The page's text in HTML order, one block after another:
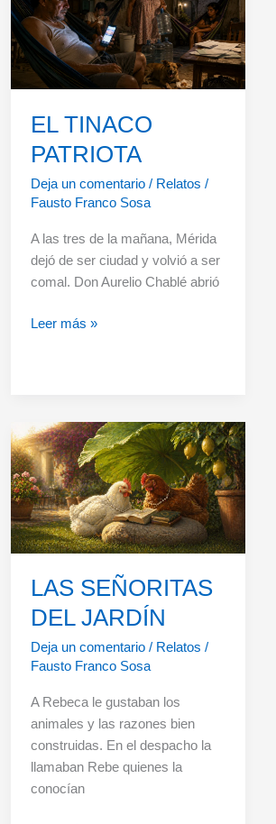
EL TINACO
PATRIOTA
Deja un comentario / Relatos /
Fausto Franco Sosa
A las tres de la mañana, Mérida
dejó de ser ciudad y volvió a ser
comal. Don Aurelio Chablé abrió
EL
Leer más »
LAS SEÑORITAS
DEL JARDÍN
Deja un comentario / Relatos /
Fausto Franco Sosa
A Rebeca le gustaban los
animales y las razones bien
construidas. En el despacho la
llamaban Rebe quienes la
conocían